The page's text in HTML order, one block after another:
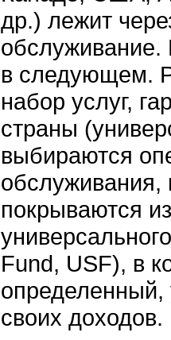
др.) лежит
обслуживание.
в следующем.
набор услуг,
страны
выбираются
обслуживания,
покрываются
Fund, USF), в
определенный,
своих доходов.